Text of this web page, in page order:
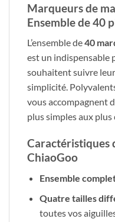
Marqueurs de
Ensemble de 40
L’ensemble de40
est un indispensable
souhaitent suivre
simplicité.
vous accompagnent
plus simples aux plus
Caractéristiques
ChiaoGoo
Ensemble
Quatre tailles
toutes vos